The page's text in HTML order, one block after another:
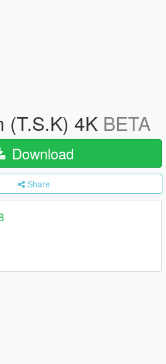
(T.S.K) 4K BETA
Download
Share